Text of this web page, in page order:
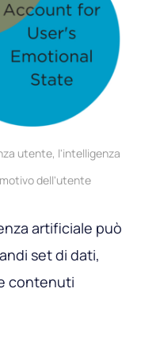
utente, l'intelligenza
dell'utente
artificiale può
set di dati,
contenuti